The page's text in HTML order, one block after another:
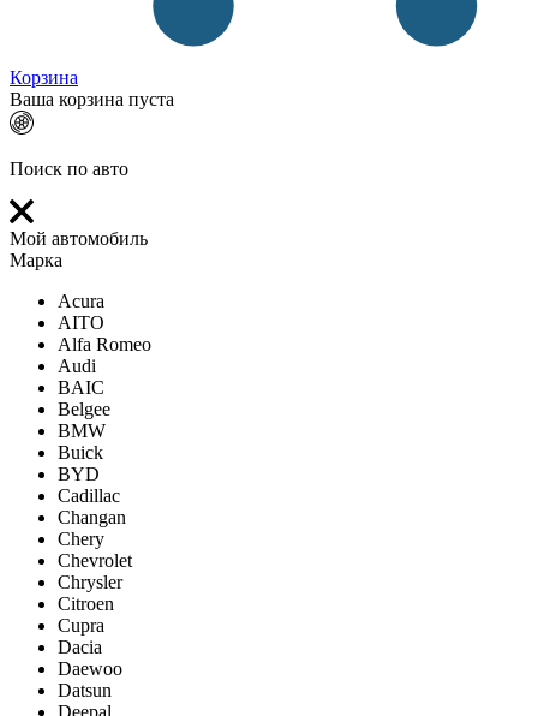
Корзина
Ваша корзина пуста
Поиск по авто
Мой автомобиль
Марка
Acura
AITO
Alfa Romeo
Audi
BAIC
Belgee
BMW
Buick
BYD
Cadillac
Changan
Chery
Chevrolet
Chrysler
Citroen
Cupra
Dacia
Daewoo
Datsun
Deepal